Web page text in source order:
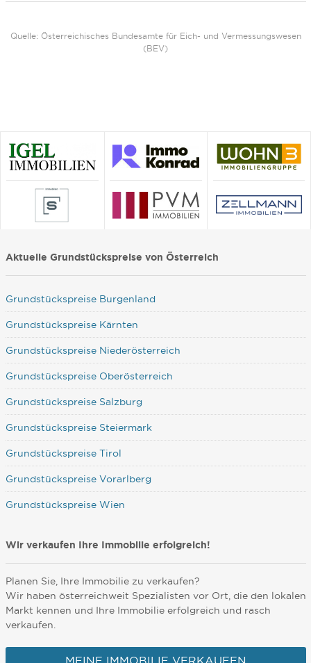
Quelle: Österreichisches Bundesamte für Eich- und Vermessungswesen
(BEV)
Aktuelle Grundstückspreise von Österreich
Grundstückspreise Burgenland
Grundstückspreise Kärnten
Grundstückspreise Niederösterreich
Grundstückspreise Oberösterreich
Grundstückspreise Salzburg
Grundstückspreise Steiermark
Grundstückspreise Tirol
Grundstückspreise Vorarlberg
Grundstückspreise Wien
Wir verkaufen Ihre Immobilie erfolgreich!
Planen Sie, Ihre Immobilie zu verkaufen?
Wir haben österreichweit Spezialisten vor Ort, die den lokalen
Markt kennen und Ihre Immobilie erfolgreich und rasch
verkaufen.
MEINE IMMOBILIE VERKAUFEN